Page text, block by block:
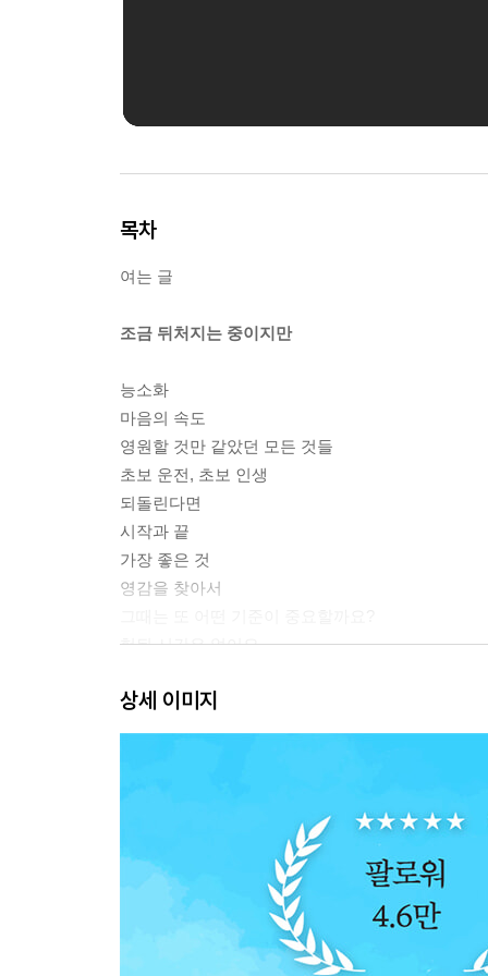
목차
여는 글
조금 뒤처지는 중이지만
능소화
마음의 속도
영원할 것만 같았던 모든 것들
초보 운전, 초보 인생
되돌린다면
시작과 끝
가장 좋은 것
영감을 찾아서
헛된 시간은 없어요
주인이 아님을
행복 인플레
놓아버리지만 않는다면 언젠가
마음이 가는 대로
끊임없이 나에게 물어보기
상세 이미지